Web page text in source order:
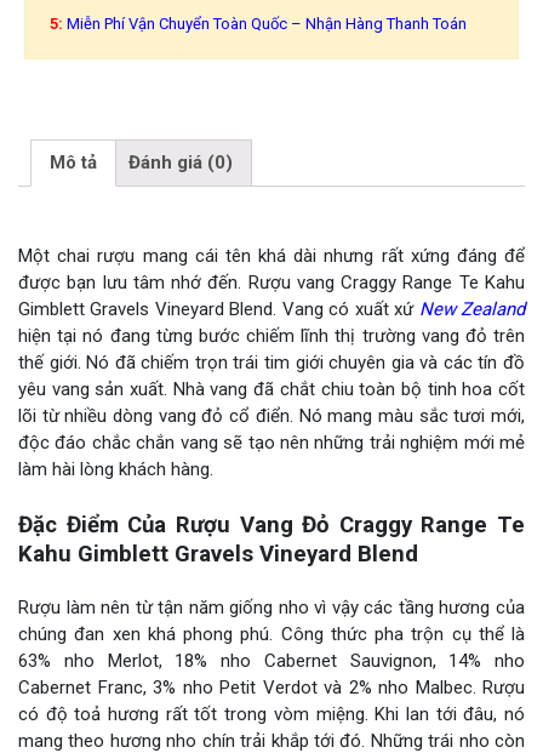
5: Miễn Phí Vận Chuyển Toàn Quốc – Nhận Hàng Thanh Toán
Mô tả Đánh giá (0)
Một chai rượu mang cái tên khá dài nhưng rất xứng đáng để
được bạn lưu tâm nhớ đến. Rượu vang Craggy Range Te Kahu
Gimblett Gravels Vineyard Blend. Vang có xuất xứ New Zealand
hiện tại nó đang từng bước chiếm lĩnh thị trường vang đỏ trên
thế giới. Nó đã chiếm trọn trái tim giới chuyên gia và các tín đồ
yêu vang sản xuất. Nhà vang đã chắt chiu toàn bộ tinh hoa cốt
lõi từ nhiều dòng vang đỏ cổ điển. Nó mang màu sắc tươi mới,
độc đáo chắc chắn vang sẽ tạo nên những trải nghiệm mới mẻ
làm hài lòng khách hàng.
Đặc Điểm Của Rượu Vang Đỏ Craggy Range Te
Kahu Gimblett Gravels Vineyard Blend
Rượu làm nên từ tận năm giống nho vì vậy các tầng hương của
chúng đan xen khá phong phú. Công thức pha trộn cụ thể là
63% nho Merlot, 18% nho Cabernet Sauvignon, 14% nho
Cabernet Franc, 3% nho Petit Verdot và 2% nho Malbec. Rượu
có độ toả hương rất tốt trong vòm miệng. Khi lan tới đâu, nó
mang theo hương nho chín trải khắp tới đó. Những trái nho còn